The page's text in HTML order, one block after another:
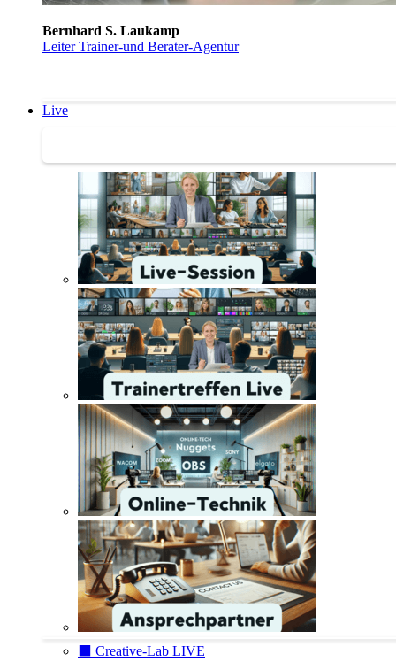
Bernhard S. Laukamp
Leiter Trainer-und Berater-Agentur
Live
⬛️ Creative-Lab LIVE